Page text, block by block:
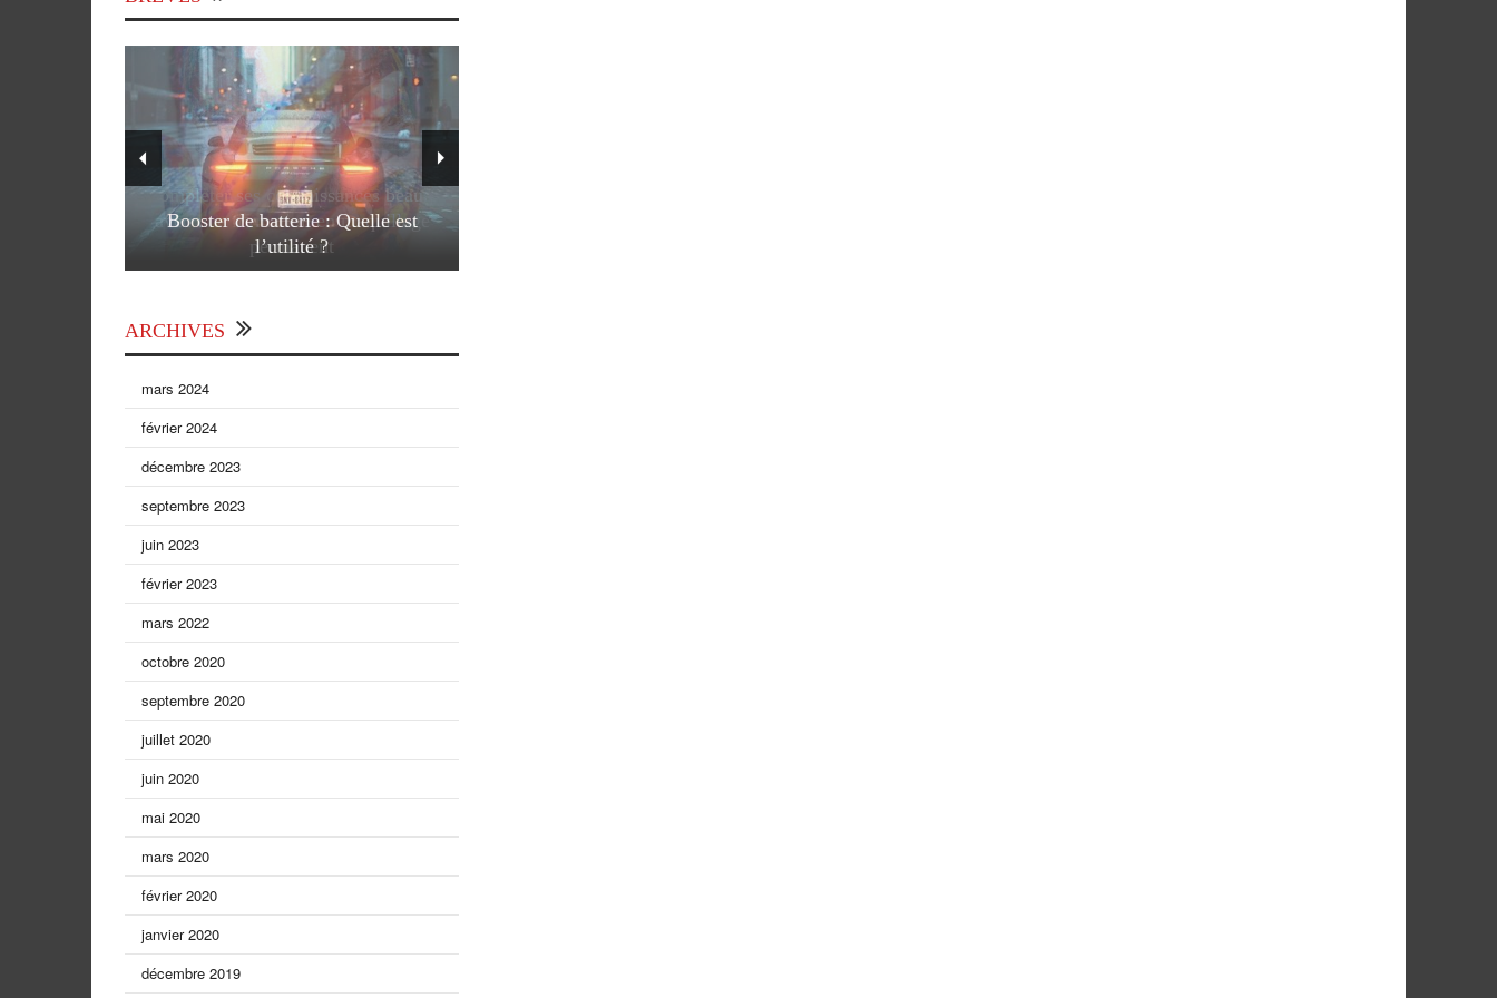
Booster de batterie : Quelle est
l’utilité ?
ARCHIVES
mars 2024
février 2024
décembre 2023
septembre 2023
juin 2023
février 2023
mars 2022
octobre 2020
septembre 2020
juillet 2020
juin 2020
mai 2020
mars 2020
février 2020
janvier 2020
décembre 2019